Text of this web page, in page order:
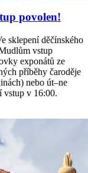
povolen!
sklepení děčínského
vstup
exponátů ze
příběhy čaroděje
nebo út–ne
vstup v 16:00.